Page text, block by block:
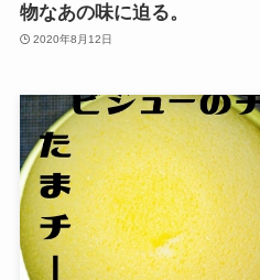
物なあの味に迫る。
2020年8月12日